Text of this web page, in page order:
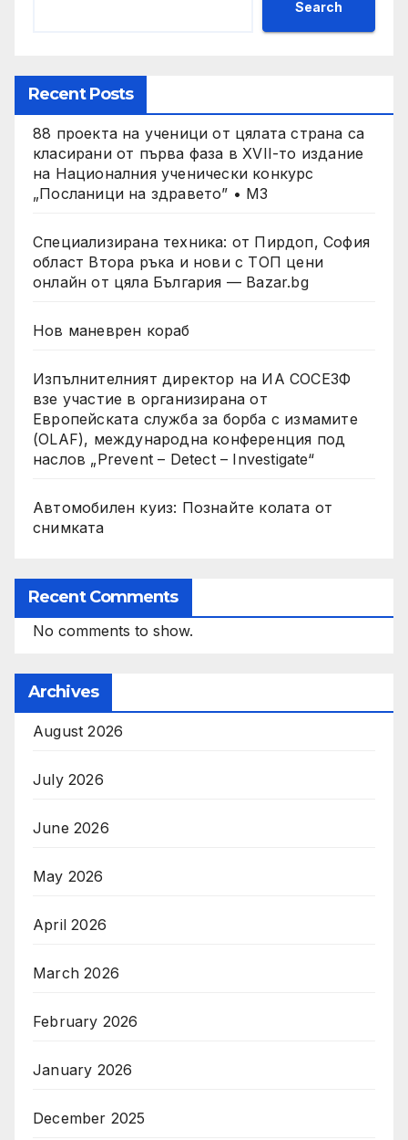
Search
Recent Posts
88 проекта на ученици от цялата страна са
класирани от първа фаза в XVII-то издание
на Националния ученически конкурс
„Посланици на здравето” • МЗ
Специализирана техника: от Пирдоп, София
област Втора ръка и нови с ТОП цени
онлайн от цяла България — Bazar.bg
Нов маневрен кораб
Изпълнителният директор на ИА СОСЕЗФ
взе участие в организирана от
Европейската служба за борба с измамите
(OLAF), международна конференция под
наслов „Prevent – Detect – Investigate“
Автомобилен куиз: Познайте колата от
снимката
Recent Comments
No comments to show.
Archives
August 2026
July 2026
June 2026
May 2026
April 2026
March 2026
February 2026
January 2026
December 2025